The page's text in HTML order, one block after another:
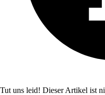
Tut uns leid! Dieser Artikel ist